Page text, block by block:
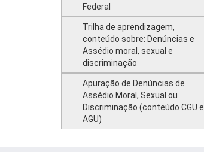
Federal
Trilha de aprendizagem,
conteúdo sobre: Denúncias e
Assédio moral, sexual e
discriminação
Apuração de Denúncias de
Assédio Moral, Sexual ou
Discriminação (conteúdo CGU e
AGU)